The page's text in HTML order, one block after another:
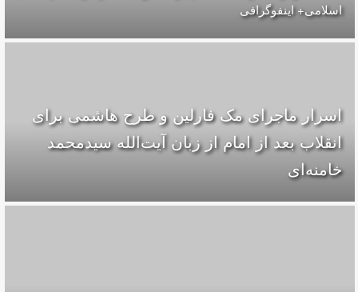
اسلامی+ اینفوگرافی
اسرار ماجرای مک فارلین و طرح هاشمی برای
انقلاب بعد از امام از زبان آیت‌الله سیدمحمد
خامنه‌ای